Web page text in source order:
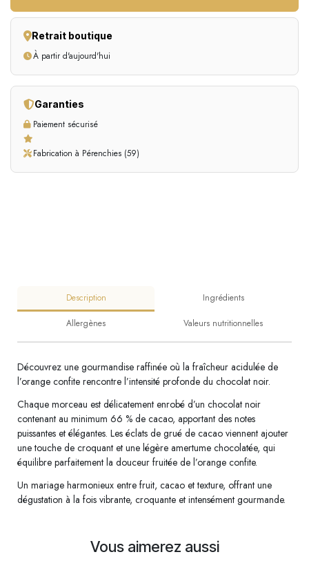
Retrait boutique
À partir d'aujourd'hui
Garanties
Paiement sécurisé
Fabrication à Pérenchies (59)
Description Ingrédients
Allergènes Valeurs nutritionnelles
Découvrez une gourmandise raffinée où la fraîcheur acidulée de
l’orange confite rencontre l’intensité profonde du chocolat noir.
Chaque morceau est délicatement enrobé d’un chocolat noir
contenant au minimum 66 % de cacao, apportant des notes
puissantes et élégantes. Les éclats de grué de cacao viennent ajouter
une touche de croquant et une légère amertume chocolatée, qui
équilibre parfaitement la douceur fruitée de l’orange confite.
Un mariage harmonieux entre fruit, cacao et texture, offrant une
dégustation à la fois vibrante, croquante et intensément gourmande.
Vous aimerez aussi